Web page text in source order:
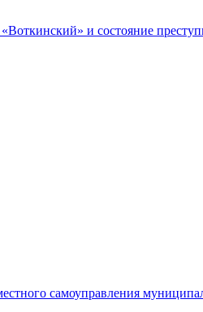
и состояние
самоуправления